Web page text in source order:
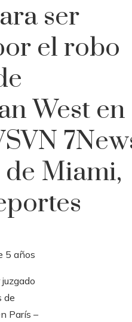
ser
el robo
West en
Miami,
5 años